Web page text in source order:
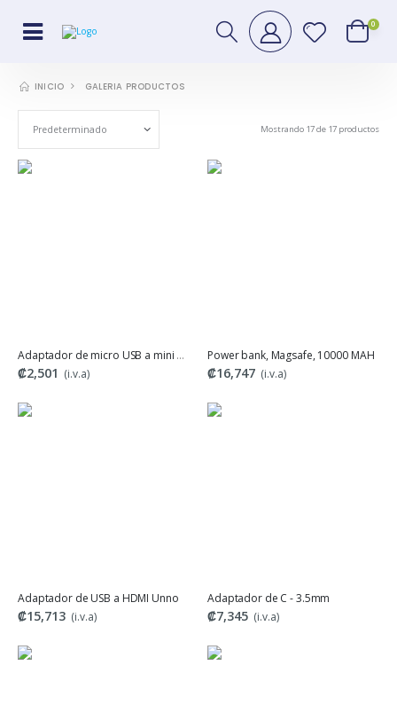
0
INICIO GALERIA PRODUCTOS
Mostrando 17 de 17 productos
Adaptador de micro USB a mini micro USB
₡2,501 (i.v.a)
Power bank, Magsafe, 10000 MAH
₡16,747 (i.v.a)
Adaptador de USB a HDMI Unno
₡15,713 (i.v.a)
Adaptador de C - 3.5mm
₡7,345 (i.v.a)